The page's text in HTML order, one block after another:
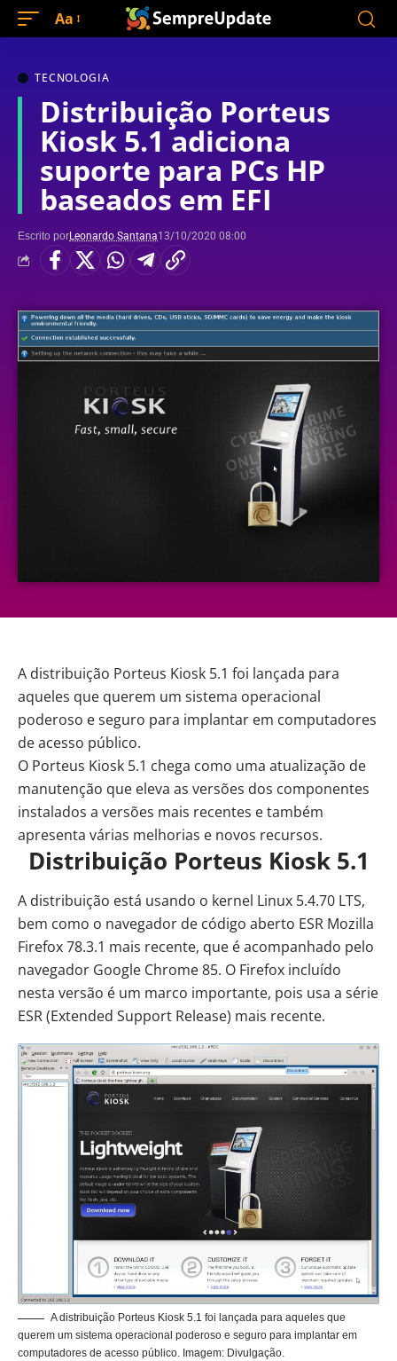
Aa
TECNOLOGIA
Distribuição Porteus
Kiosk 5.1 adiciona
suporte para PCs HP
baseados em EFI
Escrito porLeonardo Santana13/10/2020 08:00
A distribuição Porteus Kiosk 5.1 foi lançada para
aqueles que querem um sistema operacional
poderoso e seguro para implantar em computadores
de acesso público.
O Porteus Kiosk 5.1 chega como uma atualização de
manutenção que eleva as versões dos componentes
instalados a versões mais recentes e também
apresenta várias melhorias e novos recursos.
Distribuição Porteus Kiosk 5.1
A distribuição está usando o kernel Linux 5.4.70 LTS,
bem como o navegador de código aberto ESR Mozilla
Firefox 78.3.1 mais recente, que é acompanhado pelo
navegador Google Chrome 85. O Firefox incluído
nesta versão é um marco importante, pois usa a série
ESR (Extended Support Release) mais recente.
A distribuição Porteus Kiosk 5.1 foi lançada para aqueles que
querem um sistema operacional poderoso e seguro para implantar em
computadores de acesso público. Imagem: Divulgação.